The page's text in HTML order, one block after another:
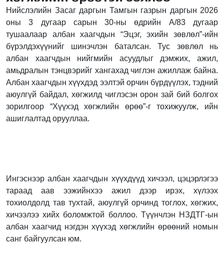
Нийслэлийн Засаг даргын Тамгын газрын даргын 2026
оны 3 дугаар сарын 30-ны өдрийн А/83 дугаар
тушаалаар албан хаагчдын “Эцэг, эхийн зөвлөл”-ийн
бүрэлдэхүүнийг шинэчлэн баталсан. Тус зөвлөл нь
албан хаагчдын нийгмийн асуудлыг дэмжих, ажил,
амьдралын тэнцвэрийг хангахад чиглэн ажиллаж байна.
Албан хаагчдын хүүхдэд ээлтэй орчин бүрдүүлэх, тэдний
аюулгүй байдал, хөгжилд чиглэсэн орон зай бий болгох
зорилгоор “Хүүхэд хөгжлийн өрөө”-г тохижуулж, ийн
ашиглалтад орууллаа.
Ингэснээр албан хаагчдын хүүхдүүд хичээл, цэцэрлэгээ
тараад аав ээжийнхээ ажил дээр ирэх, хүлээх
тохиолдолд тав тухтай, аюулгүй орчинд тоглох, хөгжих,
хичээлээ хийх боломжтой боллоо. Түүнчлэн НЗДТГ-ын
албан хаагчид нэгдэн хүүхэд хөгжлийн өрөөний номын
санг байгуулсан юм.